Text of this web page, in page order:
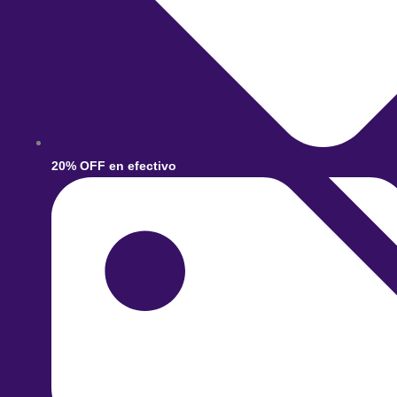
20% OFF en efectivo